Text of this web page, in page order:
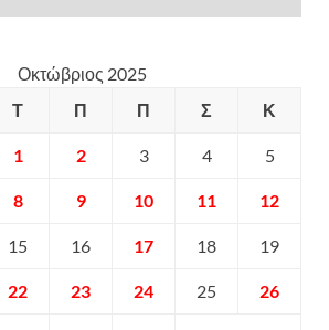
Οκτώβριος 2025
Τ Π Π Σ Κ
1 2 3 4 5
8 9 10 11 12
15 16 17 18 19
22 23 24 25 26